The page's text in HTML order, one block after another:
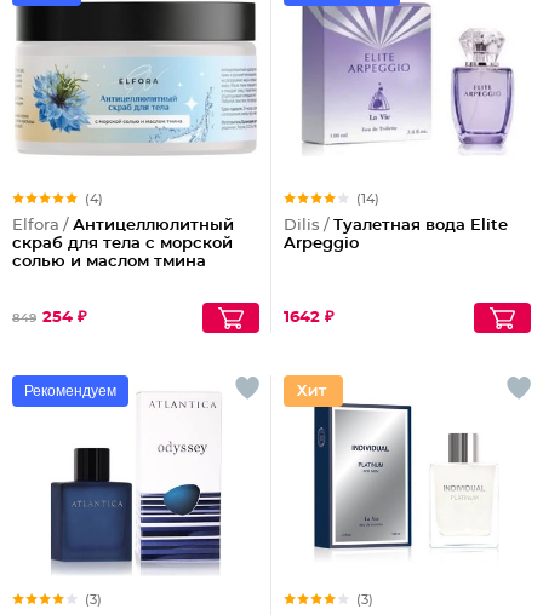
(4)
Elfora / Антицеллюлитный
скраб для тела с морской
солью и маслом тмина
849 254 ₽
(14)
Dilis / Туалетная вода Elite
Arpeggio
1642 ₽
Рекомендуем
(3) (3)